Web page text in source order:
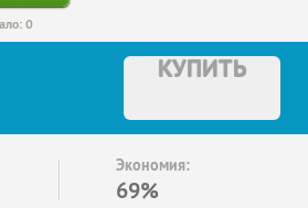
0
КУПИТЬ
Экономия:
69%